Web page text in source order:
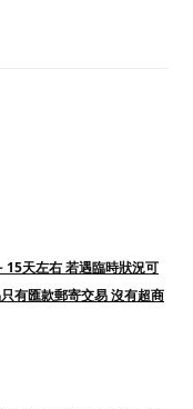
15天左右 若遇臨時狀況可
有匯款郵寄交易 沒有超商